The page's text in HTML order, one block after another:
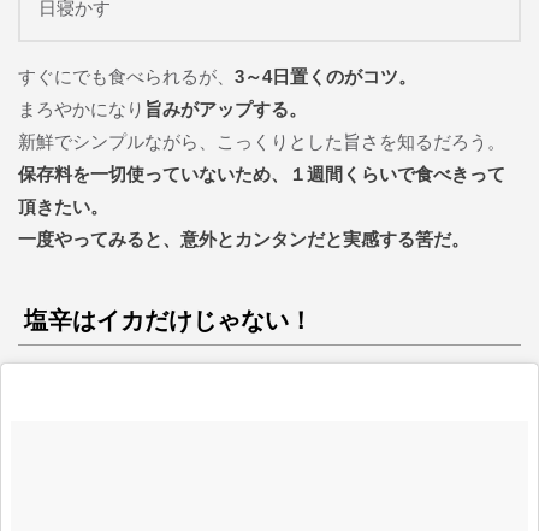
日寝かす
すぐにでも食べられるが、 3～4日置くのがコツ。
まろやかになり 旨みがアップする。
新鮮でシンプルながら、こっくりとした旨さを知るだろう。
保存料を一切使っていないため、１週間くらいで食べきって
頂きたい。
一度やってみると、意外とカンタンだと実感する筈だ。
塩辛はイカだけじゃない！